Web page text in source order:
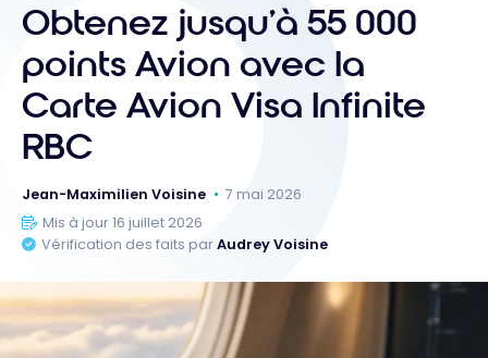
Obtenez jusqu’à 55 000
points Avion avec la
Carte Avion Visa Infinite
RBC
Jean-Maximilien Voisine
7 mai 2026
Mis à jour 16 juillet 2026
Vérification des faits parAudrey Voisine